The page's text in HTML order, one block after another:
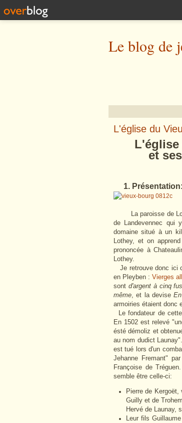
Le blog de
L'église du
L'église
et ses
1. Présentation:
La paroisse de
de Landevennec qui
domaine situé à un
Lothey, et on
prononcée à
Lothey.
Je retrouve donc ici
en Pleyben : Vierges
sont d'argent à cinq
même, et l a devise
armoiries étaient donc
Le fondateur de
En 1502 est relevé
ésté démoliz et
au nom dudict
est tué lors d'un
Jehanne Fremant"
Françoise de
semble être celle-ci:
Pierre de
Guilly et de
Hervé de Launay,
Leur fils